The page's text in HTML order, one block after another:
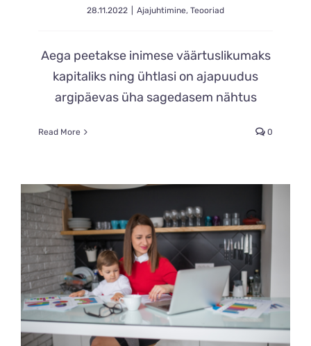
28.11.2022 Ajajuhtimine, Teooriad
Aega peetakse inimese väärtuslikumaks
kapitaliks ning ühtlasi on ajapuudus
argipäevas üha sagedasem nähtus
Read More 0